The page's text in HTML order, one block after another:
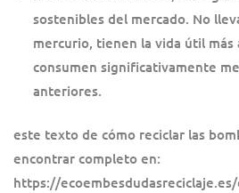
sostenibles del mercado. No
mercurio, tienen la vida útil más
consumen significativamente
anteriores.
este texto de cómo reciclar las
encontrar completo en:
https://